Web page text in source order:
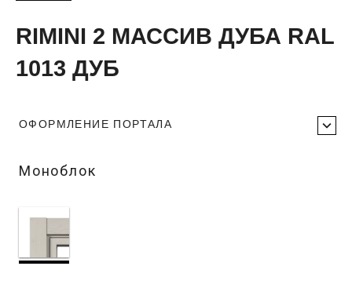
RIMINI 2 МАССИВ ДУБА RAL
1013 ДУБ
ОФОРМЛЕНИЕ ПОРТАЛА
Моноблок